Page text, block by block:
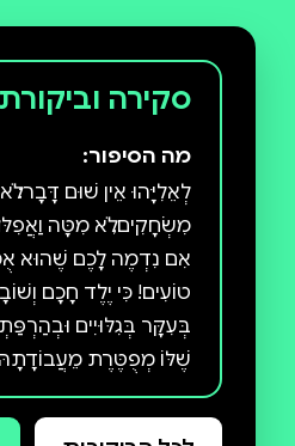
סקירה וביקורת
מה הסיפור:
לְאֵלִיָּהוּ אֵין שׁוּם דָּבָר: לֹא
מִשְׂחָקִים, לֹא מִטָּה
אִם נִדְמֶה לָכֶם שֶׁהוּא
טוֹעִים! כִּי יֶלֶד חָכָם
בְּעִקָּר בְּגִלּוּיִים
שֶׁלּוֹ מְפֻטֶּרֶת
לִמְצֹא דֶּרֶךְ לְהַצִּיל אֶת
לְשֵׁם כָּךְ יֵשׁ לוֹ שְׁנֵי